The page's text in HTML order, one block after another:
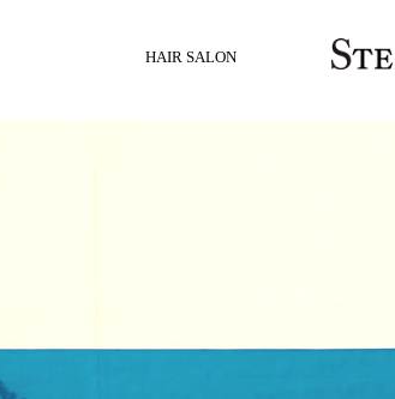
HAIR SALON